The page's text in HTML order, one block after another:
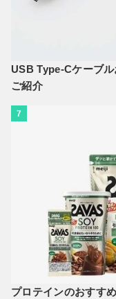
USB Type-Cケーブ
ご紹介
7
プロテインのおすす